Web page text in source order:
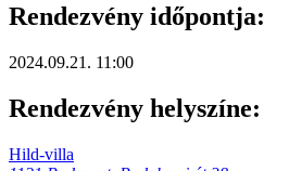
Rendezvény időpontja:
2024.09.21. 11:00
Rendezvény helyszíne:
Hild-villa